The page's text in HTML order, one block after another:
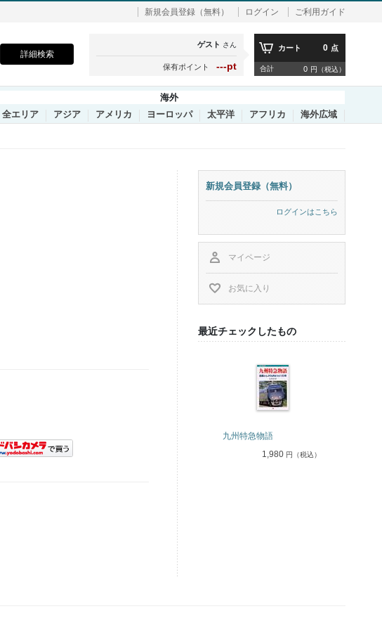
新規会員登録（無料） ログイン ご利用ガイド
詳細検索
ゲスト さん
保有ポイント ---pt
カート 0 点
合計 0 円（税込）
海外
全エリア
アジア アメリカ ヨーロッパ 太平洋 アフリカ 海外広域
新規会員登録（無料）
ログインはこちら
マイページ
お気に入り
最近チェックしたもの
九州特急物語
1,980 円（税込）